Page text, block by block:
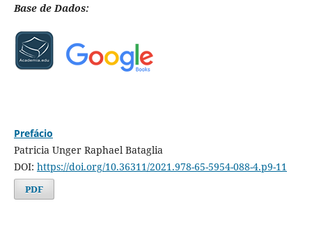
Base de Dados:
Prefácio
Patricia Unger Raphael Bataglia
DOI: https://doi.org/10.36311/2021.978-65-5954-088-4.p9-11
PDF